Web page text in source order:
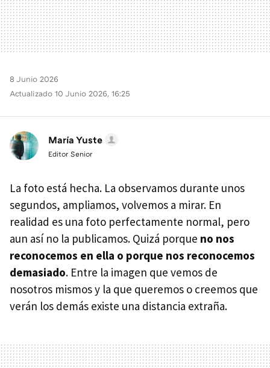
8 Junio 2026
Actualizado 10 Junio 2026, 16:25
María Yuste
Editor Senior
La foto está hecha. La observamos durante unos
segundos, ampliamos, volvemos a mirar. En
realidad es una foto perfectamente normal, pero
aun así no la publicamos. Quizá porque no nos
reconocemos en ella o porque nos reconocemos
demasiado. Entre la imagen que vemos de
nosotros mismos y la que queremos o creemos que
verán los demás existe una distancia extraña.